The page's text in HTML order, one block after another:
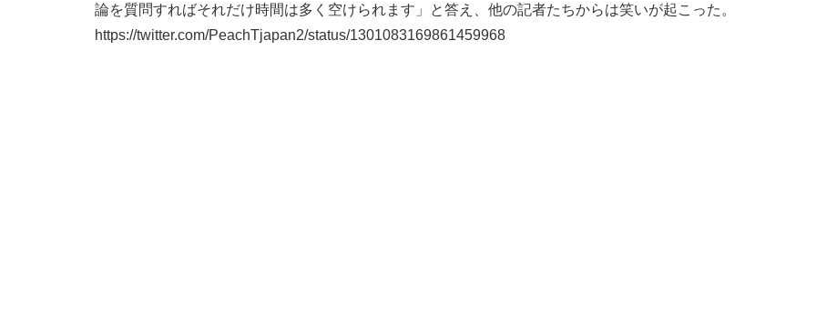
論を質問すればそれだけ時間は多く空けられます」と答え、他の記者たちからは笑いが起こった。
https://twitter.com/PeachTjapan2/status/1301083169861459968